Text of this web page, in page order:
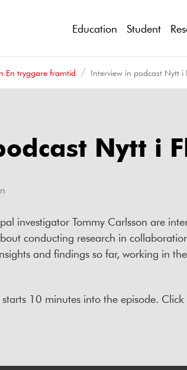
Education Student
En tryggare framtid Interview in podcast Nytt i
Nytt i
investigator Tommy Carlsson are
conducting research in
and findings so far, working in
10 minutes into the episode.